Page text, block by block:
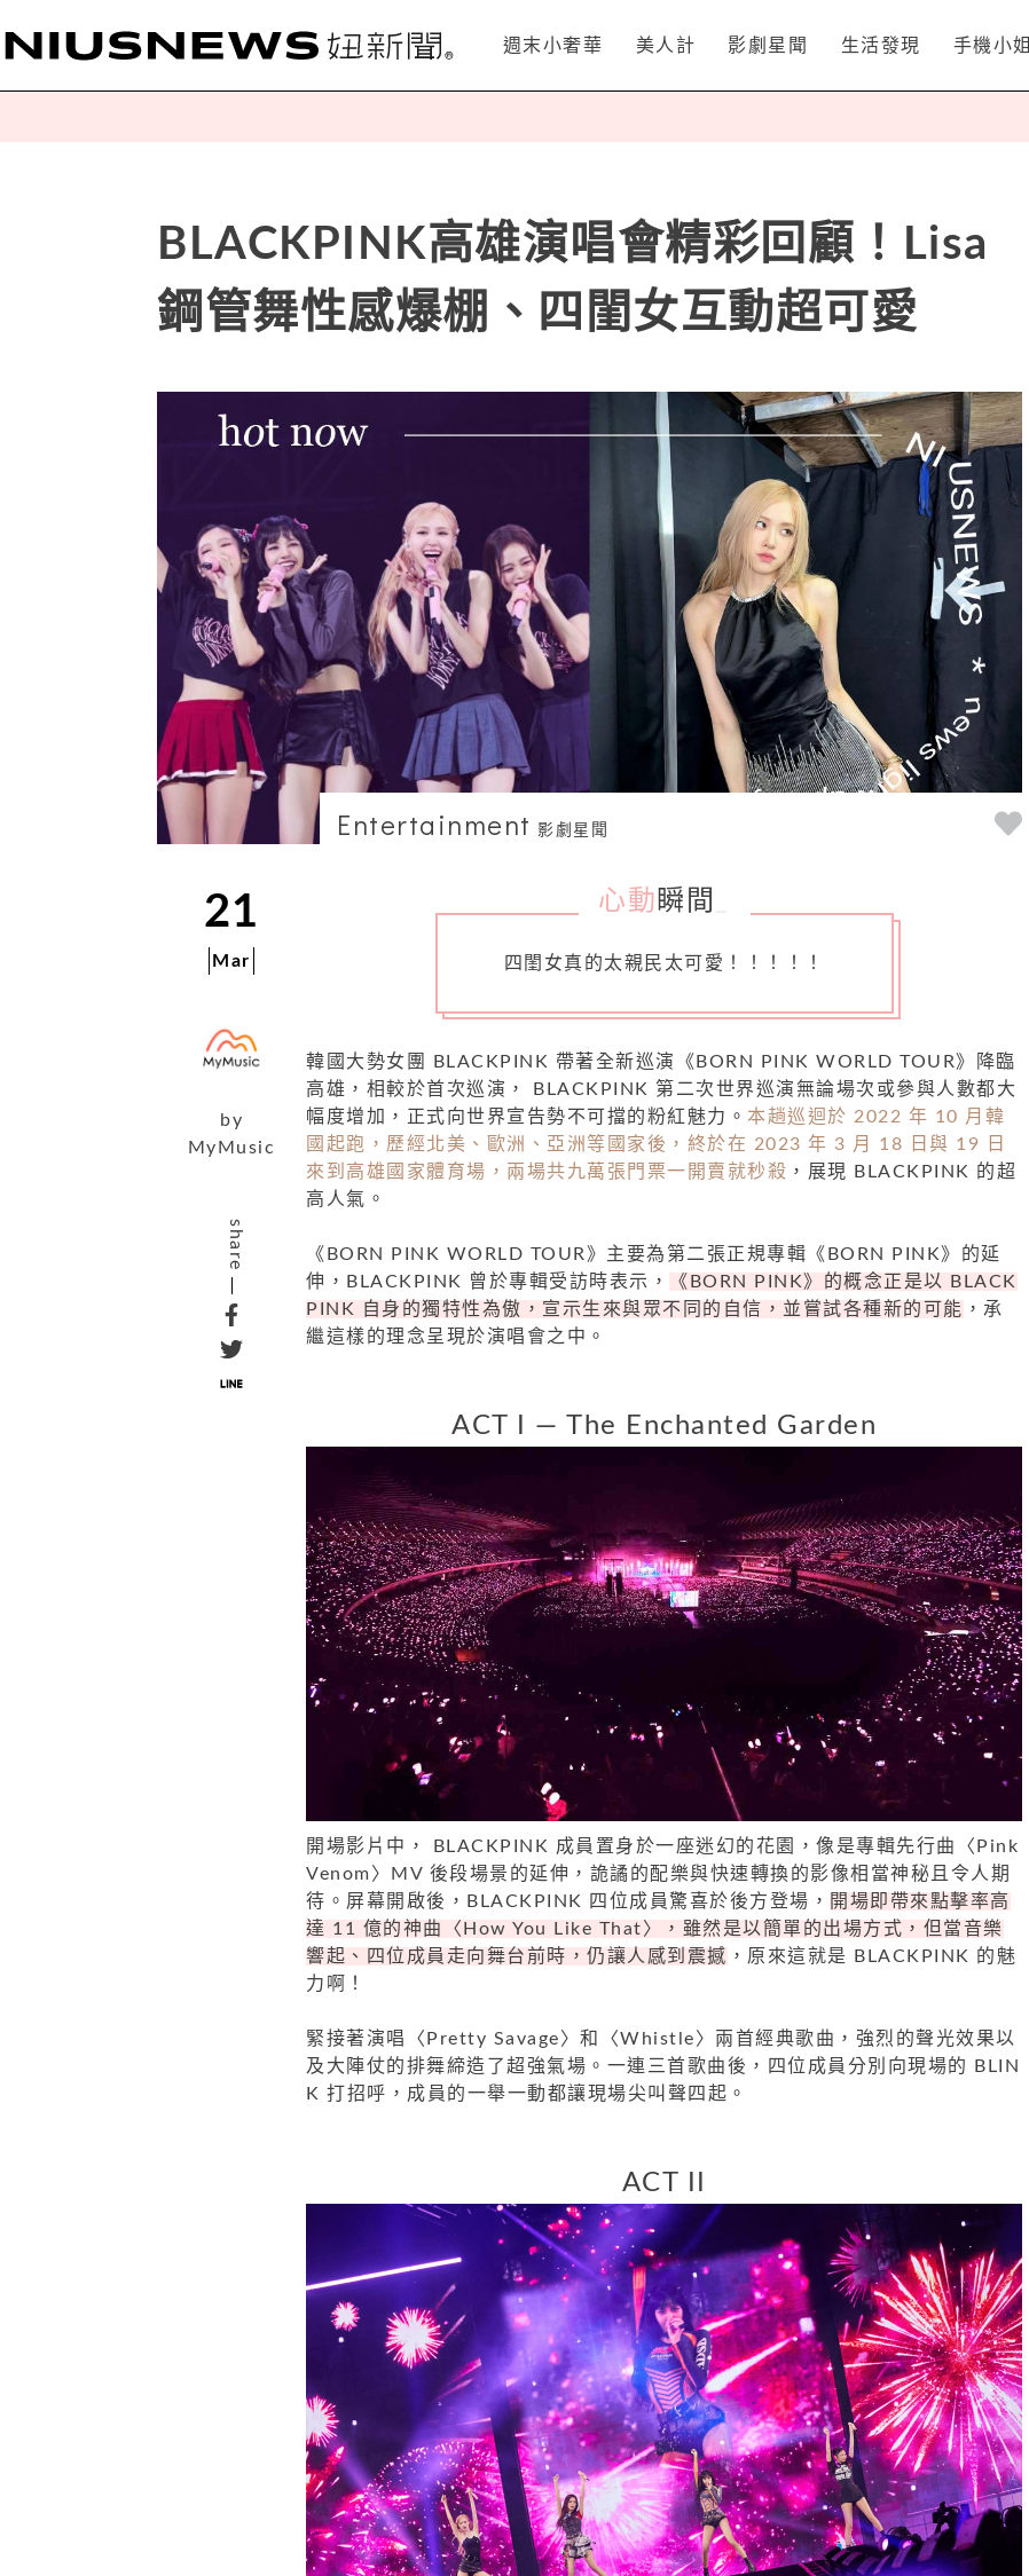
週末小奢華 美人計 影劇星聞 生活發現 手機小姐
BLACKPINK高雄演唱會精彩回顧！Lisa
鋼管舞性感爆棚、四閨女互動超可愛
Entertainment 影劇星聞
21
Mar
by
MyMusic
share
心動 瞬間
四閨女真的太親民太可愛！！！！！
韓國大勢女團 BLACKPINK 帶著全新巡演《BORN PINK WORLD TOUR》降臨
高雄，相較於首次巡演， BLACKPINK 第二次世界巡演無論場次或參與人數都大
幅度增加，正式向世界宣告勢不可擋的粉紅魅力。 本趟巡迴於 2022 年 10 月韓
國起跑，歷經北美、歐洲、亞洲等國家後，終於在 2023 年 3 月 18 日與 19 日
來到高雄國家體育場，兩場共九萬張門票一開賣就秒殺 ，展現 BLACKPINK 的超
高人氣。
《BORN PINK WORLD TOUR》主要為第二張正規專輯《BORN PINK》的延
伸，BLACKPINK 曾於專輯受訪時表示，
《BORN PINK》的概念正是以 BLACK
PINK 自身的獨特性為傲，宣示生來與眾不同的自信，並嘗試各種新的可能 ，承
繼這樣的理念呈現於演唱會之中。
ACT I — The Enchanted Garden
開場影片中， BLACKPINK 成員置身於一座迷幻的花園，像是專輯先行曲〈Pink
Venom〉MV 後段場景的延伸，詭譎的配樂與快速轉換的影像相當神秘且令人期
待。屏幕開啟後，BLACKPINK 四位成員驚喜於後方登場， 開場即帶來點擊率高
達 11 億的神曲〈How You Like That〉，雖然是以簡單的出場方式，但當音樂
響起、四位成員走向舞台前時，仍讓人感到震撼 ，原來這就是 BLACKPINK 的魅
力啊！
緊接著演唱〈Pretty Savage〉和〈Whistle〉兩首經典歌曲，強烈的聲光效果以
及大陣仗的排舞締造了超強氣場。一連三首歌曲後，四位成員分別向現場的 BLIN
K 打招呼，成員的一舉一動都讓現場尖叫聲四起。
ACT II